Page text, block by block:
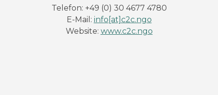
Telefon: +49 (0) 30 4677 4780
E-Mail: info[at]c2c.ngo
Website: www.c2c.ngo